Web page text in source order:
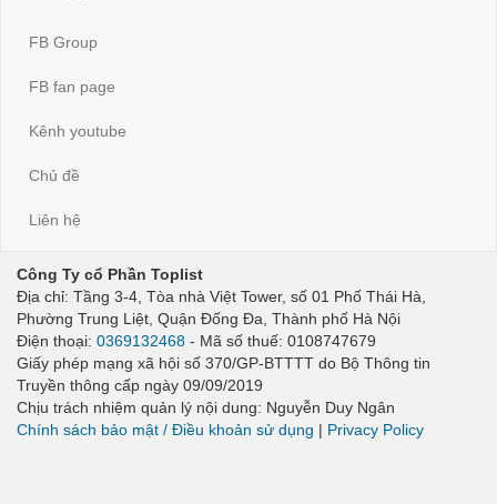
FB Group
FB fan page
Kênh youtube
Chủ đề
Liên hệ
Công Ty cổ Phần Toplist
Địa chỉ: Tầng 3-4, Tòa nhà Việt Tower, số 01 Phố Thái Hà,
Phường Trung Liệt, Quận Đống Đa, Thành phố Hà Nội
Điện thoại: 0369132468 - Mã số thuế: 0108747679
Giấy phép mạng xã hội số 370/GP-BTTTT do Bộ Thông tin
Truyền thông cấp ngày 09/09/2019
Chịu trách nhiệm quản lý nội dung: Nguyễn Duy Ngân
Chính sách bảo mật / Điều khoản sử dụng | Privacy Policy